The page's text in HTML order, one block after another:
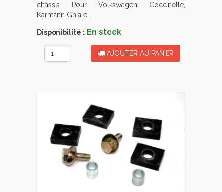
châssis Pour Volkswagen Coccinelle,
Karmann Ghia e...
Disponibilité : En stock
AJOUTER AU PANIER